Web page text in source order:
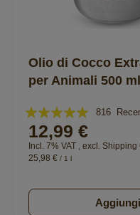
Olio di Cocco
per Animali 500 ml
Valutazione:
98%
816
12,99 €
Incl. 7% VAT , excl. Shipping
25,98 € / 1 l